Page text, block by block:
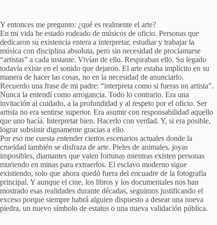
Y entonces me pregunto: ¿qué es realmente el arte?
En mi vida he estado rodeado de músicos de oficio. Personas que
dedicaron su existencia entera a interpretar, estudiar y trabajar la
música con disciplina absoluta, pero sin necesidad de proclamarse
“artistas” a cada instante. Vivían de ello. Respiraban ello. Su legado
todavía existe en el sonido que dejaron. El arte estaba implícito en su
manera de hacer las cosas, no en la necesidad de anunciarlo.
Recuerdo una frase de mi padre: “interpreta como si fueras un artista”.
Nunca la entendí como arrogancia. Todo lo contrario. Era una
invitación al cuidado, a la profundidad y al respeto por el oficio. Ser
artista no era sentirse superior. Era asumir con responsabilidad aquello
que uno hacía. Interpretar bien. Hacerlo con verdad. Y, si era posible,
lograr subsistir dignamente gracias a ello.
Por eso me cuesta entender ciertos escenarios actuales donde la
crueldad también se disfraza de arte. Pieles de animales, joyas
imposibles, diamantes que valen fortunas mientras existen personas
muriendo en minas para extraerlos. El esclavo moderno sigue
existiendo, solo que ahora quedó fuera del encuadre de la fotografía
principal. Y aunque el cine, los libros y los documentales nos han
mostrado esas realidades durante décadas, seguimos justificando el
exceso porque siempre habrá alguien dispuesto a desear una nueva
piedra, un nuevo símbolo de estatus o una nueva validación pública.